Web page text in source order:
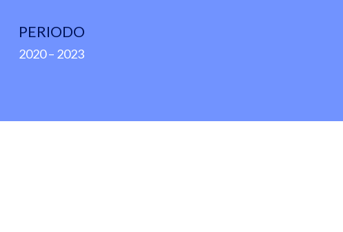
PERIODO
2020 – 2023